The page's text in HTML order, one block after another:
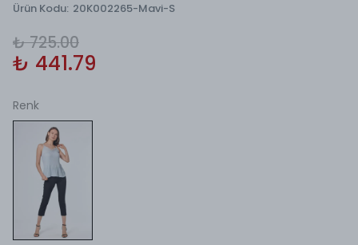
Ürün Kodu: 20K002265-Mavi-S
₺ 725.00
₺ 441.79
Renk